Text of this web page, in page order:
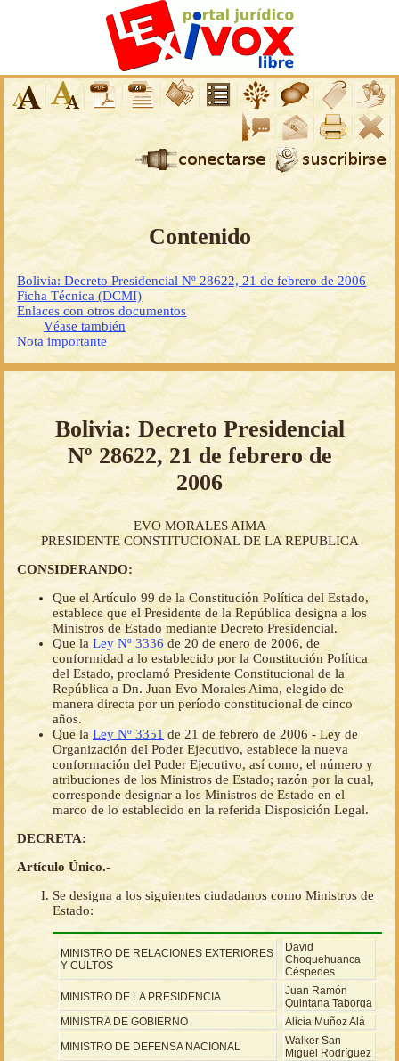
Contenido
Bolivia: Decreto Presidencial Nº 28622, 21 de febrero de 2006
Ficha Técnica (DCMI)
Enlaces con otros documentos
Véase también
Nota importante
Bolivia: Decreto Presidencial
Nº 28622, 21 de febrero de
2006
EVO MORALES AIMA
PRESIDENTE CONSTITUCIONAL DE LA REPUBLICA
CONSIDERANDO:
Que el Artículo 99 de la Constitución Política del Estado,
establece que el Presidente de la República designa a los
Ministros de Estado mediante Decreto Presidencial.
Que la Ley Nº 3336 de 20 de enero de 2006, de
conformidad a lo establecido por la Constitución Política
del Estado, proclamó Presidente Constitucional de la
República a Dn. Juan Evo Morales Aima, elegido de
manera directa por un período constitucional de cinco
años.
Que la Ley Nº 3351 de 21 de febrero de 2006 - Ley de
Organización del Poder Ejecutivo, establece la nueva
conformación del Poder Ejecutivo, así como, el número y
atribuciones de los Ministros de Estado; razón por la cual,
corresponde designar a los Ministros de Estado en el
marco de lo establecido en la referida Disposición Legal.
DECRETA:
Artículo Único.-
Se designa a los siguientes ciudadanos como Ministros de
Estado:
MINISTRO DE RELACIONES EXTERIORES
Y CULTOS
David
Choquehuanca
Céspedes
MINISTRO DE LA PRESIDENCIA
Juan Ramón
Quintana Taborga
MINISTRA DE GOBIERNO
Alicia Muñoz Alá
MINISTRO DE DEFENSA NACIONAL
Walker San
Miguel Rodríguez